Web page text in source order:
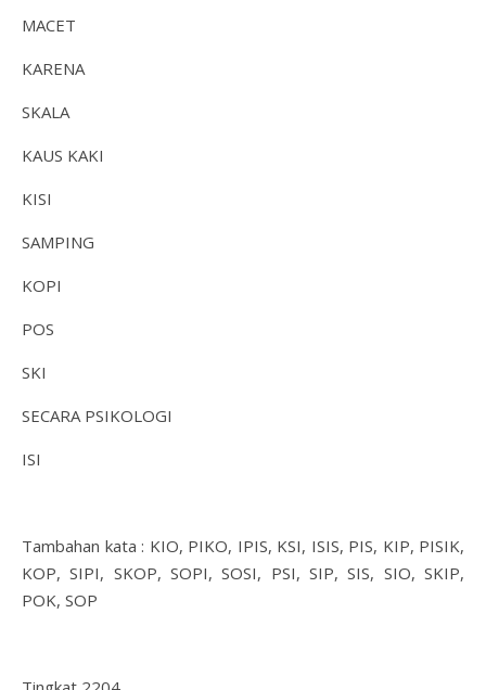
MACET
KARENA
SKALA
KAUS KAKI
KISI
SAMPING
KOPI
POS
SKI
SECARA PSIKOLOGI
ISI
Tambahan kata : KIO, PIKO, IPIS, KSI, ISIS, PIS, KIP, PISIK,
KOP, SIPI, SKOP, SOPI, SOSI, PSI, SIP, SIS, SIO, SKIP,
POK, SOP